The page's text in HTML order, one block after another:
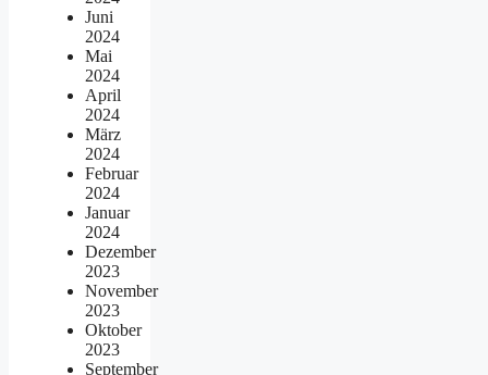
Juni
2024
Mai
2024
April
2024
März
2024
Februar
2024
Januar
2024
Dezember
2023
November
2023
Oktober
2023
September